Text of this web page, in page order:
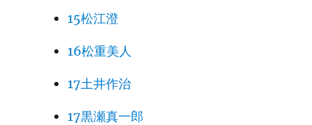
15松江澄
16松重美人
17土井作治
17黒瀬真一郎